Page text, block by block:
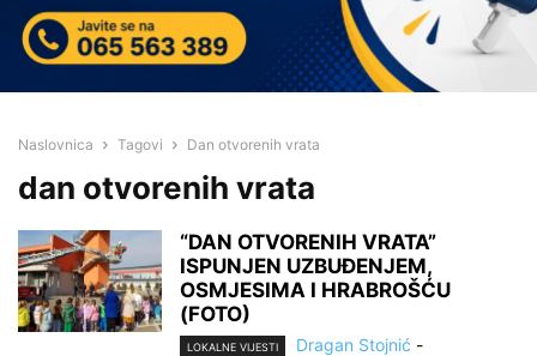
Naslovnica Tagovi Dan otvorenih vrata
dan otvorenih vrata
“DAN OTVORENIH VRATA”
ISPUNJEN UZBUĐENJEM,
OSMJESIMA I HRABROŠĆU
(FOTO)
LOKALNE VIJESTI Dragan Stojnić -